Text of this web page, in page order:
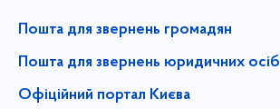
Пошта для звернень громадян
Пошта для звернень юридичних осіб
Офіційний портал Києва